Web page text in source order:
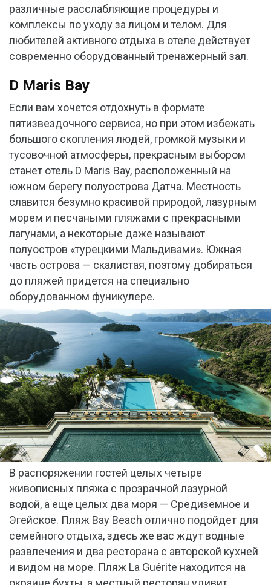
различные расслабляющие процедуры и
комплексы по уходу за лицом и телом. Для
любителей активного отдыха в отеле действует
современно оборудованный тренажерный зал.
D Maris Bay
Если вам хочется отдохнуть в формате
пятизвездочного сервиса, но при этом избежать
большого скопления людей, громкой музыки и
тусовочной атмосферы, прекрасным выбором
станет отель D Maris Bay, расположенный на
южном берегу полуострова Датча. Местность
славится безумно красивой природой, лазурным
морем и песчаными пляжами с прекрасными
лагунами, а некоторые даже называют
полуостров «турецкими Мальдивами». Южная
часть острова — скалистая, поэтому добираться
до пляжей придется на специально
оборудованном фуникулере.
В распоряжении гостей целых четыре
живописных пляжа с прозрачной лазурной
водой, а еще целых два моря — Средиземное и
Эгейское. Пляж Bay Beach отлично подойдет для
семейного отдыха, здесь же вас ждут водные
развлечения и два ресторана с авторской кухней
и видом на море. Пляж La Guérite находится на